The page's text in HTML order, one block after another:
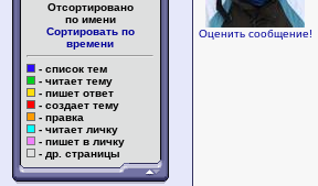
Отсортировано
по имени
Сортировать по
времени
- список тем
- читает тему
- пишет ответ
- создает тему
- правка
- читает личку
- пишет в личку
- др. страницы
Оценить сообщение!